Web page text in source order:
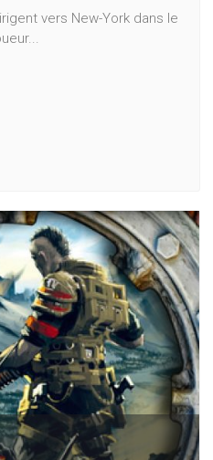
vers New-York dans le